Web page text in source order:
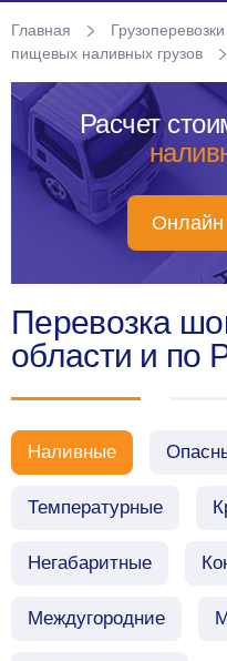
Главная Грузоперевозки
пищевых наливных грузов
Расчет
Онлайн
Перевозка
области и по
Наливные
Температурные
Негабаритные
Междугородние